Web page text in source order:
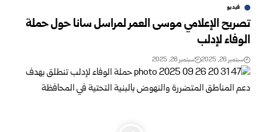
فيديو
تصريح الإعلامي موسى العمر لمراسل سانا حول حملة
الوفاء لإدلب
سبتمبر 26, 2025 سبتمبر 26, 2025